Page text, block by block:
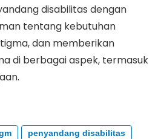
disabilitas dengan
tentang kebutuhan
dan memberikan
di berbagai aspek, termasuk
penyandang disabilitas